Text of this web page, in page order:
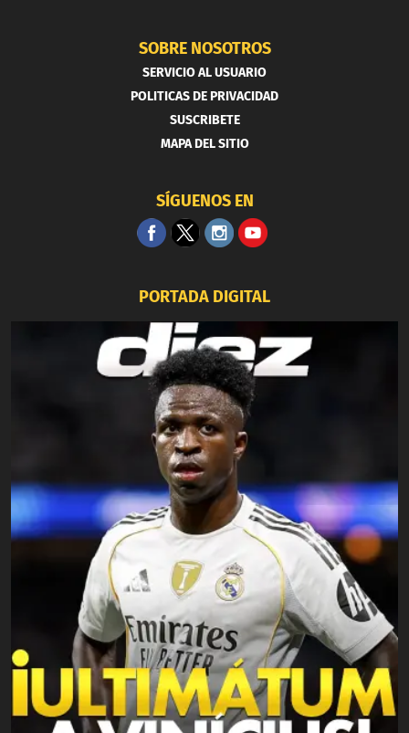
SOBRE NOSOTROS
SERVICIO AL USUARIO
POLITICAS DE PRIVACIDAD
SUSCRIBETE
MAPA DEL SITIO
SÍGUENOS EN
PORTADA DIGITAL